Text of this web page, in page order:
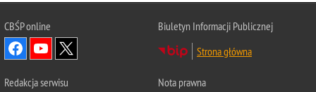
CBŚPonline
Biuletyn Informacji Publicznej
Strona główna
Redakcja serwisu Nota prawna